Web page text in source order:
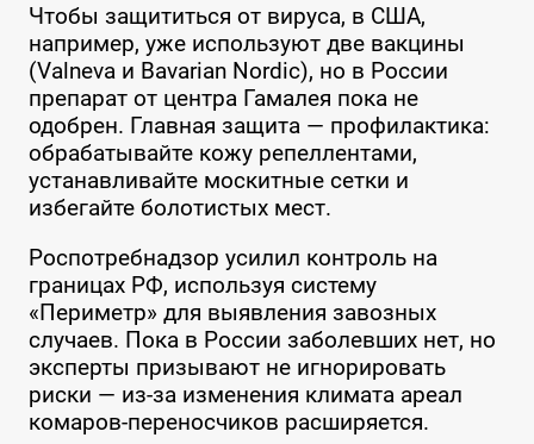
Чтобы защититься от вируса, в США,
например, уже используют две вакцины
(Valneva и Bavarian Nordic), но в России
препарат от центра Гамалея пока не
одобрен. Главная защита — профилактика:
обрабатывайте кожу репеллентами,
устанавливайте москитные сетки и
избегайте болотистых мест.
Роспотребнадзор усилил контроль на
границах РФ, используя систему
«Периметр» для выявления завозных
случаев. Пока в России заболевших нет, но
эксперты призывают не игнорировать
риски — из-за изменения климата ареал
комаров-переносчиков расширяется.